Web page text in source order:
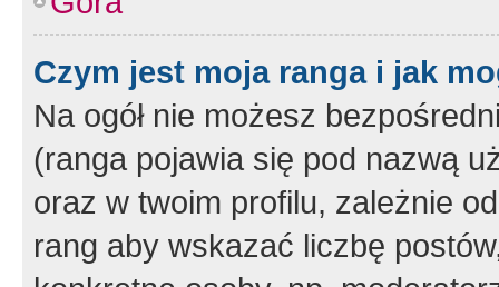
Czym jest moja ranga i jak
Na ogół nie możesz
(ranga pojawia się pod nazwą
oraz w twoim profilu, zależnie
rang aby wskazać liczbę